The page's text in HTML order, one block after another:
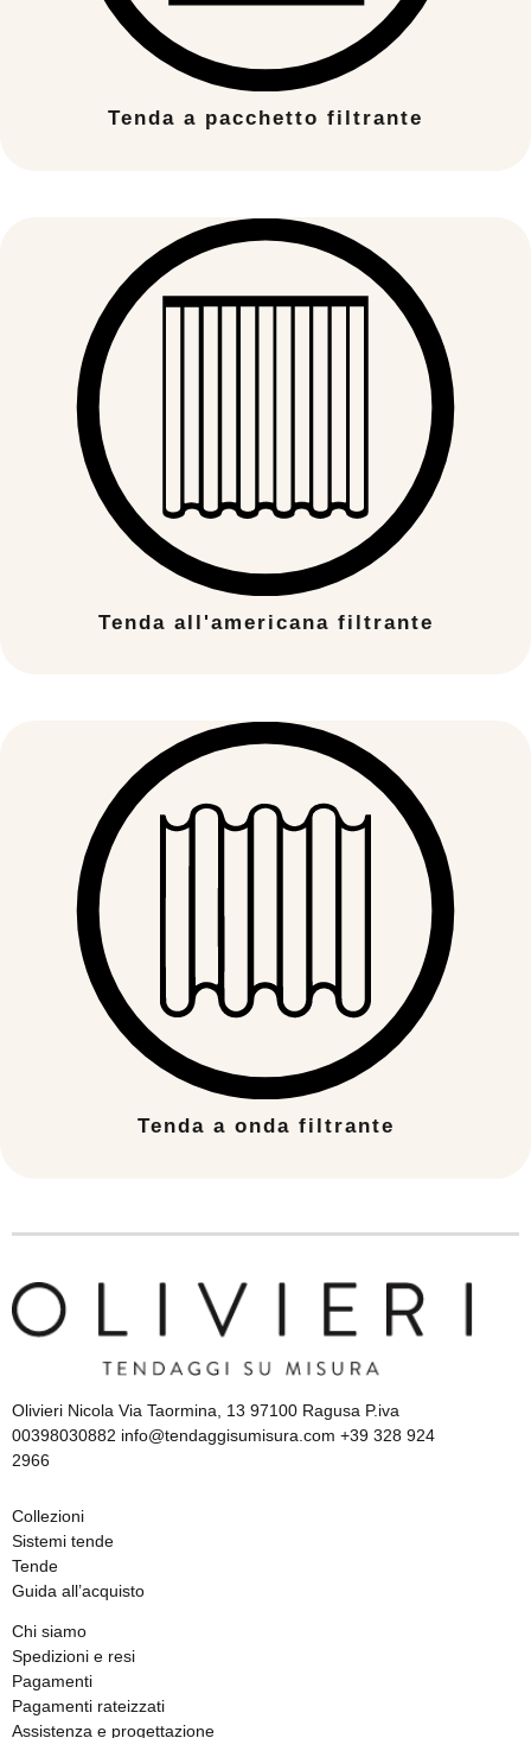
Tenda a pacchetto filtrante
Tenda all'americana filtrante
Tenda a onda filtrante
Olivieri Nicola Via Taormina, 13 97100 Ragusa P.iva
00398030882 info@tendaggisumisura.com +39 328 924
2966
Collezioni
Sistemi tende
Tende
Guida all’acquisto
Chi siamo
Spedizioni e resi
Pagamenti
Pagamenti rateizzati
Assistenza e progettazione